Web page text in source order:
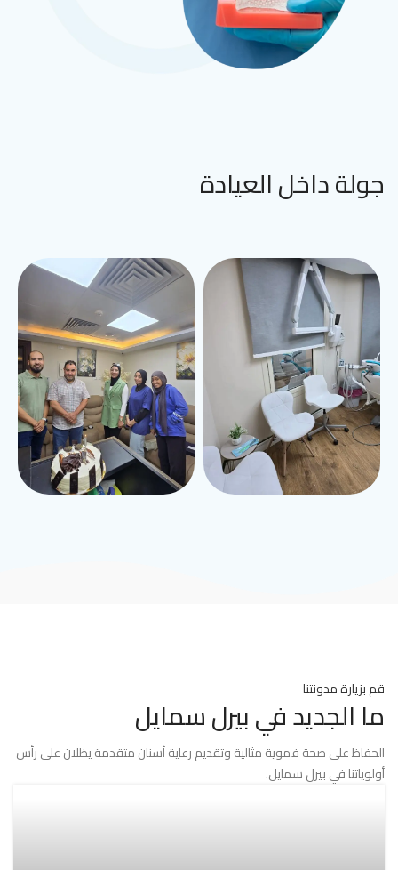
جولة داخل العيادة
قم بزيارة مدونتنا
ما الجديد في بيرل سمايل
الحفاظ على صحة فموية مثالية وتقديم رعاية أسنان متقدمة يظلان على رأس
أولوياتنا في بيرل سمايل.